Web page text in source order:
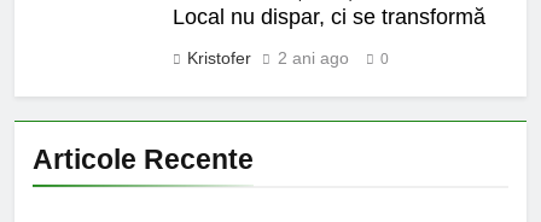
Local nu dispar, ci se transformă
Kristofer 2 ani ago 0
Articole Recente